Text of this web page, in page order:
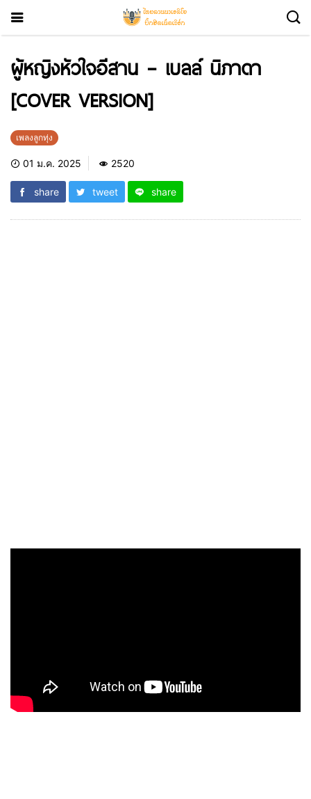
ผู้หญิงหัวใจอีสาน – เบลล์ นิภาดา
[COVER VERSION]
เพลงลูกทุ่ง
01 ม.ค. 2025 2520
share tweet share